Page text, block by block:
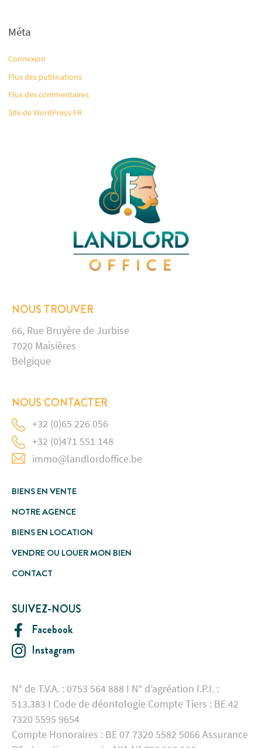
Méta
Connexion
Flux des publications
Flux des commentaires
Site de WordPress-FR
NOUS TROUVER
66, Rue Bruyère de Jurbise
7020 Maisières
Belgique
NOUS CONTACTER
+32 (0)65 226 056
+32 (0)471 551 148
immo@landlordoffice.be
BIENS EN VENTE
NOTRE AGENCE
BIENS EN LOCATION
VENDRE OU LOUER MON BIEN
CONTACT
SUIVEZ-NOUS
Facebook
Instagram
N° de T.V.A. : 0753 564 888 I N° d’agréation I.P.I. :
513.383 I Code de déontologie Compte Tiers : BE 42
7320 5595 9654
Compte Honoraires : BE 07 7320 5582 5066 Assurance